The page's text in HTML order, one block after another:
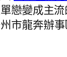
戀變成主
市龍奔辦